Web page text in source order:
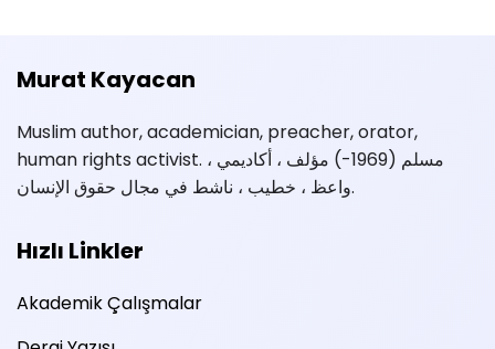
Murat Kayacan
Muslim author, academician, preacher, orator,
human rights activist. مسلم (1969-) مؤلف ، أكاديمي ،
واعظ ، خطيب ، ناشط في مجال حقوق الإنسان.
Hızlı Linkler
Akademik Çalışmalar